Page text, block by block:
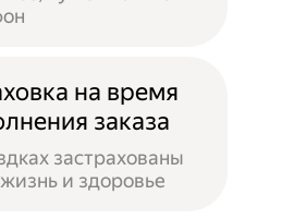
на время
заказа
застрахованы
и здоровье